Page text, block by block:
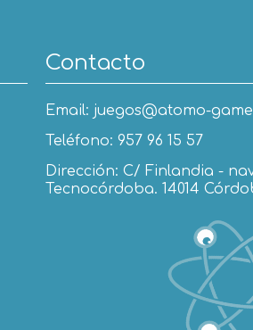
Contacto
Email: juegos@atomo-
Teléfono: 957 96 15 57
Dirección: C/ Finlandia -
Tecnocórdoba. 14014